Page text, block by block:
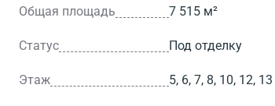
Общая площадь 7 515 м²
Статус Под отделку
Этаж 5, 6, 7, 8, 10, 12, 13